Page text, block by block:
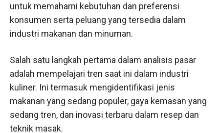
untuk memahami kebutuhan dan preferensi
konsumen serta peluang yang tersedia dalam
industri makanan dan minuman.
Salah satu langkah pertama dalam analisis pasar
adalah mempelajari tren saat ini dalam industri
kuliner. Ini termasuk mengidentifikasi jenis
makanan yang sedang populer, gaya kemasan yang
sedang tren, dan inovasi terbaru dalam resep dan
teknik masak.